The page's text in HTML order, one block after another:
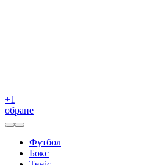
+1
обране
Футбол
Бокс